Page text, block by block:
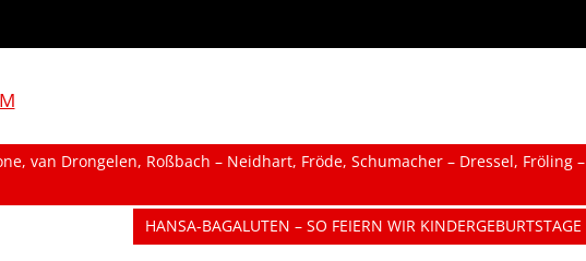
van Drongelen, Roßbach – Neidhart, Fröde, Schumacher – Dressel, Fröling –
Nächster
Beitrag:
HANSA-BAGALUTEN – SO FEIERN WIR KINDERGEBURTSTAGE